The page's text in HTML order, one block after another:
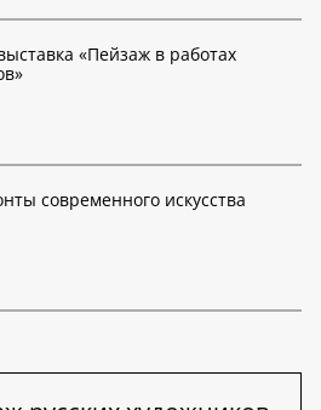
«Пейзаж в работах
современного искусства